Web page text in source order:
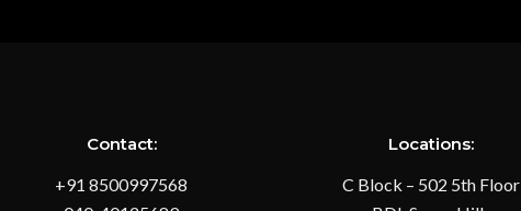
Contact:
+91 8500997568
Locations:
C Block – 502 5th Floor